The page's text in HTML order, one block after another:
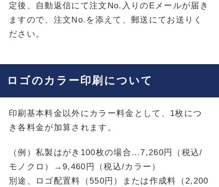
定後、自動返信にて注文No.入りのEメールが届き
ますので、 注文No.を添えて、郵送にてお送りく
ださい。
ロゴのカラー印刷について
印刷基本料金以外にカラー料金として、1枚につ
き各料金が加算されます。
（例）私製はがき100枚の場合…7,260円（税込/
モノクロ）→9,460円（税込/カラー）
別途、ロゴ配置料（550円）または作成料（2,200